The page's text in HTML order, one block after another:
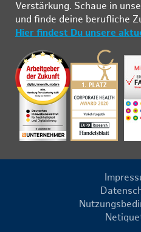
Ver­stär­kung. Schau­e in
und fin­de deine be­ruf­li­che
Hier findest Du unsere